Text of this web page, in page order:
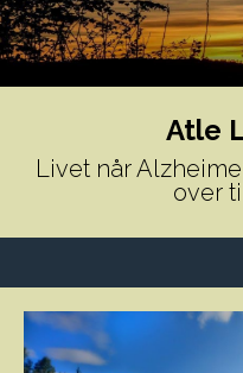
Atle
Livet når
over